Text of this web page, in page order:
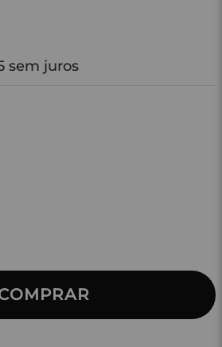
sem juros